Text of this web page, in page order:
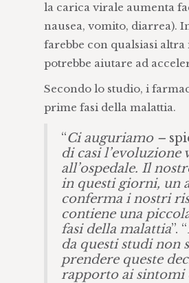
la carica virale aumenta
nausea, vomito, diarrea).
farebbe con qualsiasi
potrebbe aiutare ad
Secondo lo studio, i
prime fasi della malattia.
“Ci auguriamo –
di casi
all’ospedale. Il
in questi giorni, un
conferma i nostri
contiene una
fasi della malattia”. “
da questi studi non
prendere queste
rapporto ai sintomi